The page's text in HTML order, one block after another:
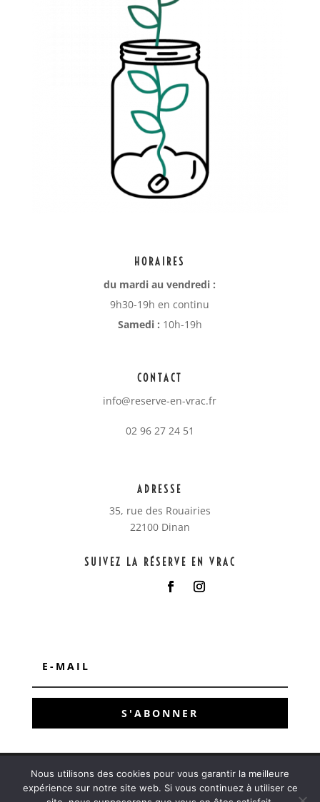
HORAIRES
du mardi au vendredi :
9h30-19h en continu
Samedi : 10h-19h
CONTACT
info@reserve-en-vrac.fr
02 96 27 24 51
ADRESSE
35, rue des Rouairies
22100 Dinan
SUIVEZ LA RÉSERVE EN VRAC
S'ABONNER
@copyright 2023 La réserve en vrac – DesignMy
Press Web– Mentions légales & Politique de
Nous utilisons des cookies pour vous garantir la meilleure
expérience sur notre site web. Si vous continuez à utiliser ce